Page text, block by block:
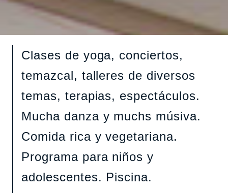
Clases de yoga, conciertos,
temazcal, talleres de diversos
temas, terapias, espectáculos.
Mucha danza y muchs músiva.
Comida rica y vegetariana.
Programa para niños y
adolescentes. Piscina.